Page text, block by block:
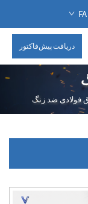
FA
دریافت پیش‌فاکتور
فولادی ضد زنگ